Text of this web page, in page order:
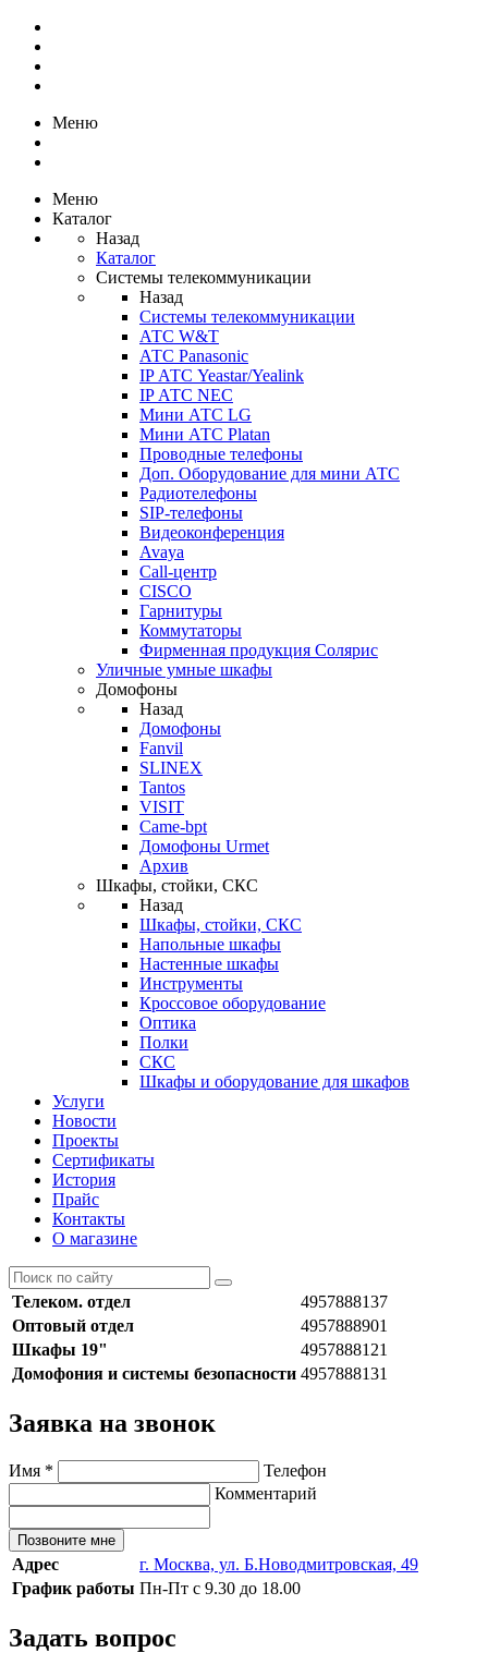
Меню
Меню
Каталог
Назад
Каталог
Системы телекоммуникации
Назад
Системы телекоммуникации
АТС W&T
АТС Panasonic
IP АТС Yeastar/Yealink
IP АТС NEC
Мини АТС LG
Мини АТС Platan
Проводные телефоны
Доп. Оборудование для мини АТС
Радиотелефоны
SIP-телефоны
Видеоконференция
Avaya
Call-центр
CISCO
Гарнитуры
Коммутаторы
Фирменная продукция Солярис
Уличные умные шкафы
Домофоны
Назад
Домофоны
Fanvil
SLINEX
Tantos
VISIT
Came-bpt
Домофоны Urmet
Архив
Шкафы, стойки, СКС
Назад
Шкафы, стойки, СКС
Напольные шкафы
Настенные шкафы
Инструменты
Кроссовое оборудование
Оптика
Полки
СКС
Шкафы и оборудование для шкафов
Услуги
Новости
Проекты
Сертификаты
История
Прайс
Контакты
О магазине
Телеком. отдел
4957888137
Оптовый отдел
4957888901
Шкафы 19"
4957888121
Домофония и системы безопасности 4957888131
Заявка на звонок
Имя *
Телефон
Комментарий
Позвоните мне
Адрес
г. Москва, ул. Б.Новодмитровская, 49
График работы Пн-Пт с 9.30 до 18.00
Задать вопрос